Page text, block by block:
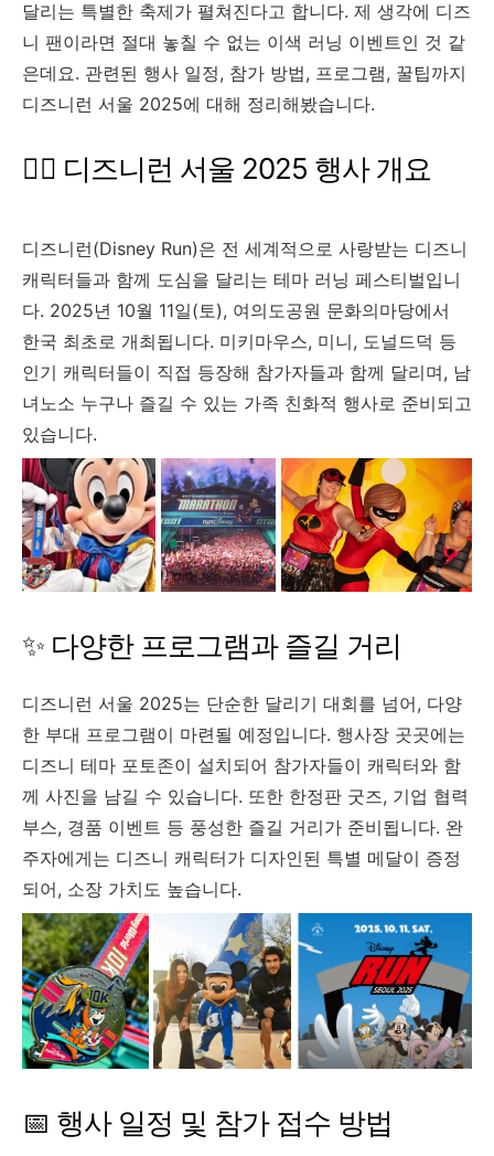
달리는 특별한 축제가 펼쳐진다고 합니다. 제 생각에 디즈
니 팬이라면 절대 놓칠 수 없는 이색 러닝 이벤트인 것 같
은데요. 관련된 행사 일정, 참가 방법, 프로그램, 꿀팁까지
디즈니런 서울 2025에 대해 정리해봤습니다.
🏃‍♂️ 디즈니런 서울 2025 행사 개요
디즈니런(Disney Run)은 전 세계적으로 사랑받는 디즈니
캐릭터들과 함께 도심을 달리는 테마 러닝 페스티벌입니
다. 2025년 10월 11일(토), 여의도공원 문화의마당에서
한국 최초로 개최됩니다. 미키마우스, 미니, 도널드덕 등
인기 캐릭터들이 직접 등장해 참가자들과 함께 달리며, 남
녀노소 누구나 즐길 수 있는 가족 친화적 행사로 준비되고
있습니다.
✨ 다양한 프로그램과 즐길 거리
디즈니런 서울 2025는 단순한 달리기 대회를 넘어, 다양
한 부대 프로그램이 마련될 예정입니다. 행사장 곳곳에는
디즈니 테마 포토존이 설치되어 참가자들이 캐릭터와 함
께 사진을 남길 수 있습니다. 또한 한정판 굿즈, 기업 협력
부스, 경품 이벤트 등 풍성한 즐길 거리가 준비됩니다. 완
주자에게는 디즈니 캐릭터가 디자인된 특별 메달이 증정
되어, 소장 가치도 높습니다.
📅 행사 일정 및 참가 접수 방법